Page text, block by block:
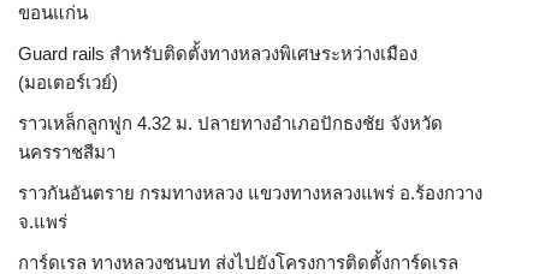
ขอนแก่น
Guard rails สำหรับติดตั้งทางหลวงพิเศษระหว่างเมือง
(มอเตอร์เวย์)
ราวเหล็กลูกฟูก 4.32 ม. ปลายทางอำเภอปักธงชัย จังหวัด
นครราชสีมา
ราวกันอันตราย กรมทางหลวง แขวงทางหลวงแพร่ อ.ร้องกวาง
จ.แพร่
การ์ดเรล ทางหลวงชนบท ส่งไปยังโครงการติดตั้งการ์ดเรล